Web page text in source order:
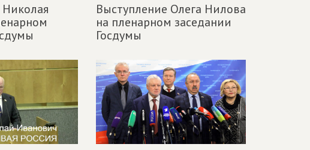
Выступление Олега Нилова
на пленарном заседании
Госдумы